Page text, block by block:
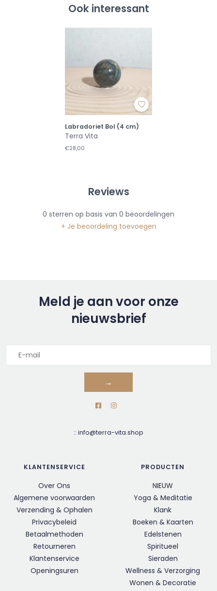
Ook interessant
Labradoriet Bol (4 cm)
Terra Vita
€28,00
Reviews
0 sterren op basis van 0 beoordelingen
+ Je beoordeling toevoegen
Meld je aan voor onze
nieuwsbrief
→
:: info@terra-vita.shop
KLANTENSERVICE
Over Ons
Algemene voorwaarden
Verzending & Ophalen
Privacybeleid
Betaalmethoden
Retourneren
Klantenservice
Openingsuren
PRODUCTEN
NIEUW
Yoga & Meditatie
Klank
Boeken & Kaarten
Edelstenen
Spiritueel
Sieraden
Wellness & Verzorging
Wonen & Decoratie